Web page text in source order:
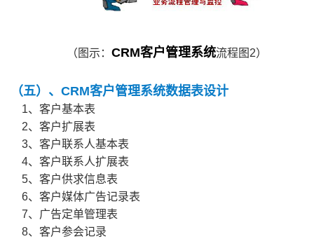
（图示： CRM客户管理系统流程图2）
（五）、CRM客户管理系统数据表设计
1、客户基本表
2、客户扩展表
3、客户联系人基本表
4、客户联系人扩展表
5、客户供求信息表
6、客户媒体广告记录表
7、广告定单管理表
8、客户参会记录